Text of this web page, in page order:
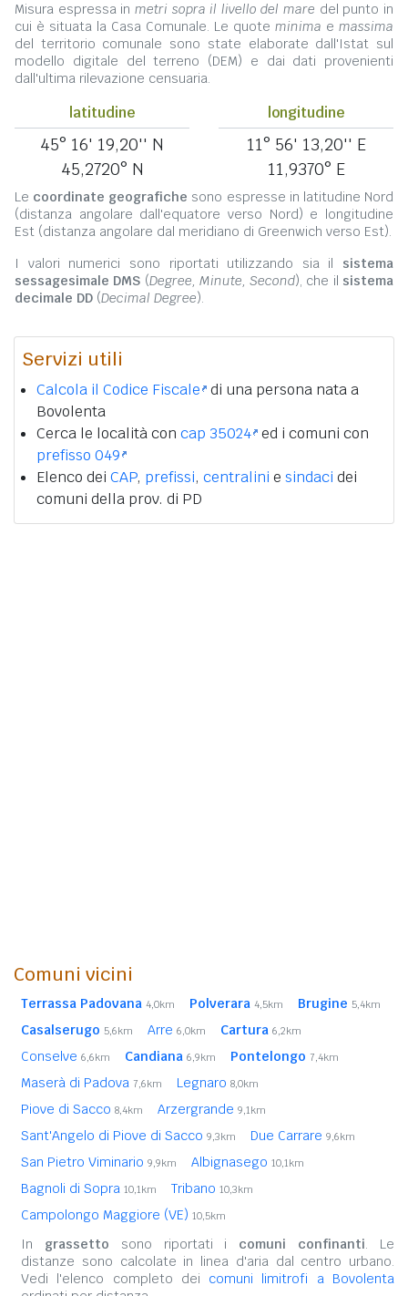
Misura espressa in metri sopra il livello del mare del punto in
cui è situata la Casa Comunale. Le quote minima e massima
del territorio comunale sono state elaborate dall'Istat sul
modello digitale del terreno (DEM) e dai dati provenienti
dall'ultima rilevazione censuaria.
latitudine
45° 16' 19,20'' N
45,2720° N
longitudine
11° 56' 13,20'' E
11,9370° E
Le coordinate geografiche sono espresse in latitudine Nord
(distanza angolare dall'equatore verso Nord) e longitudine
Est (distanza angolare dal meridiano di Greenwich verso Est).
I valori numerici sono riportati utilizzando sia il sistema
sessagesimale DMS (Degree, Minute, Second), che il sistema
decimale DD (Decimal Degree).
Servizi utili
Calcola il Codice Fiscale di una persona nata a
Bovolenta
Cerca le località con cap 35024 ed i comuni con
prefisso 049
Elenco dei CAP, prefissi, centralini e sindaci dei
comuni della prov. di PD
Comuni vicini
Terrassa Padovana 4,0km Polverara 4,5km Brugine 5,4km
Casalserugo 5,6km Arre 6,0km Cartura 6,2km
Conselve 6,6km Candiana 6,9km Pontelongo 7,4km
Maserà di Padova 7,6km Legnaro 8,0km
Piove di Sacco 8,4km Arzergrande 9,1km
Sant'Angelo di Piove di Sacco 9,3km Due Carrare 9,6km
San Pietro Viminario 9,9km Albignasego 10,1km
Bagnoli di Sopra 10,1km Tribano 10,3km
Campolongo Maggiore (VE) 10,5km
In grassetto sono riportati i comuni confinanti. Le
distanze sono calcolate in linea d'aria dal centro urbano.
Vedi l'elenco completo dei comuni limitrofi a Bovolenta